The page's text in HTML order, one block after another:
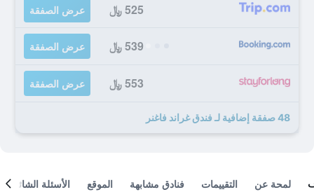
525 ﷼ عرض الصفقة
539 ﷼ عرض الصفقة
553 ﷼ عرض الصفقة
48 صفقة إضافية لـ فندق غراند فاغنر
لمحة عن التقييمات فنادق مشابهة الموقع الأسئلة الشائعة